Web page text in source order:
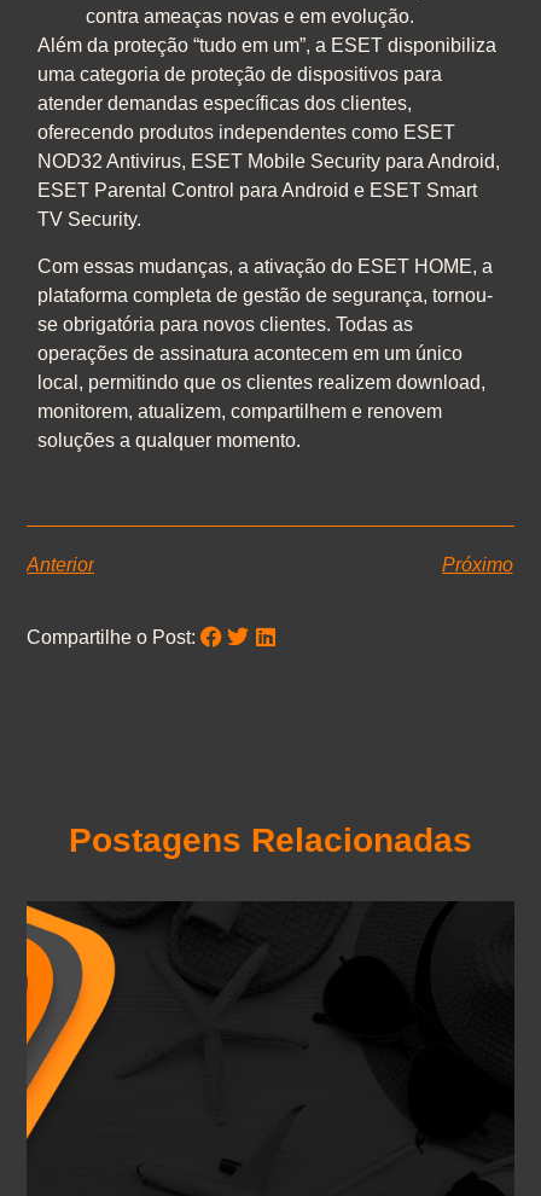
contra ameaças novas e em evolução.
Além da proteção “tudo em um”, a ESET disponibiliza
uma categoria de proteção de dispositivos para
atender demandas específicas dos clientes,
oferecendo produtos independentes como ESET
NOD32 Antivirus, ESET Mobile Security para Android,
ESET Parental Control para Android e ESET Smart
TV Security.
Com essas mudanças, a ativação do ESET HOME, a
plataforma completa de gestão de segurança, tornou-
se obrigatória para novos clientes. Todas as
operações de assinatura acontecem em um único
local, permitindo que os clientes realizem download,
monitorem, atualizem, compartilhem e renovem
soluções a qualquer momento.
Anterior Próximo
Compartilhe o Post:
Postagens Relacionadas